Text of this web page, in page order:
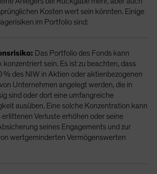
Kosten wert sein könnten. Einige
im Portfolio sind:
Das Portfolio des Fonds kann
konzentriert sein. Es ist zu beachten, dass
% des NIW in Aktien oder aktienbezogenen
Unternehmen angelegt werden, die in
sind oder dort eine umfangreiche
ausüben. Eine solche Konzentration kann
erlittenen Verluste erhöhen oder seine
seines Engagements und zur
wertgeminderten Vermögenswerten